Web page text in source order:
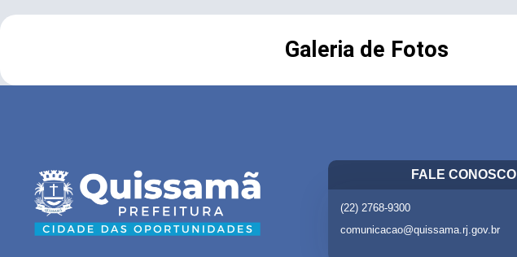
Galeria de Fotos
FALE CONOSCO
(22) 2768-9300
comunicacao@quissama.rj.gov.br